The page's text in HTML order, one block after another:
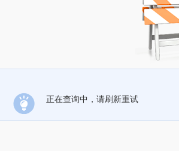
正在查询中，请刷新重试